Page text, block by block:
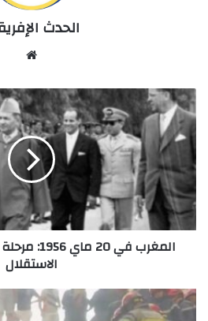
الحدث
المغرب
في
20
ماي
مرحلة
إعادة
بناء
الدولة
المغرب في
الاستقلال
فاجعة
مؤلمة